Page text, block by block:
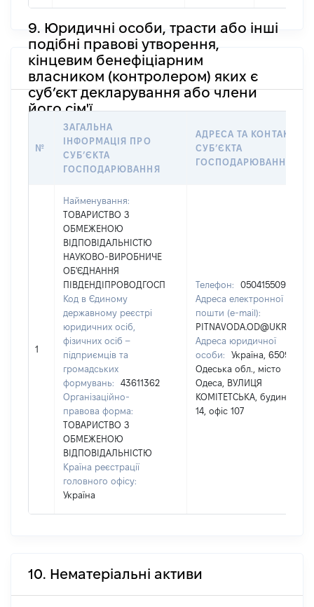
9. Юридичні особи, трасти або інші
подібні правові утворення,
кінцевим бенефіціарним
власником (контролером) яких є
суб’єкт декларування або члени
його сім'ї
№
ЗАГАЛЬНА
ІНФОРМАЦІЯ ПРО
СУБʼЄКТА
ГОСПОДАРЮВАННЯ
АДРЕСА ТА КОНТАКТИ
СУБʼЄКТА
ГОСПОДАРЮВАННЯ
1
Найменування:
ТОВАРИСТВО З
ОБМЕЖЕНОЮ
ВІДПОВІДАЛЬНІСТЮ
НАУКОВО-ВИРОБНИЧЕ
ОБ'ЄДНАННЯ
ПІВДЕНДІПРОВОДГОСП
Код в Єдиному
державному реєстрі
юридичних осіб,
фізичних осіб –
підприємців та
громадських
формувань:
43611362
Організаційно-
правова форма:
ТОВАРИСТВО З
ОБМЕЖЕНОЮ
ВІДПОВІДАЛЬНІСТЮ
Країна реєстрації
головного офісу:
Україна
Телефон:
0504155092
Адреса електронної
пошти (e-mail):
PITNAVODA.OD@UKR.NET
Адреса юридичної
особи:
Україна, 65091,
Одеська обл., місто
Одеса, ВУЛИЦЯ
КОМІТЕТСЬКА, будинок
14, офіс 107
10. Нематеріальні активи